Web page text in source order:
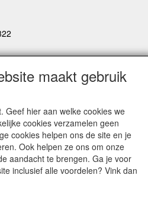
€ 6,95
voorbehouden
2024, alle rechten
maakt gebruik
Geef hier aan welke cookies we
cookies verzamelen geen
cookies helpen ons de site en je
Ook helpen ze ons om onze
aandacht te brengen. Ga je voor
inclusief alle voordelen? Vink dan